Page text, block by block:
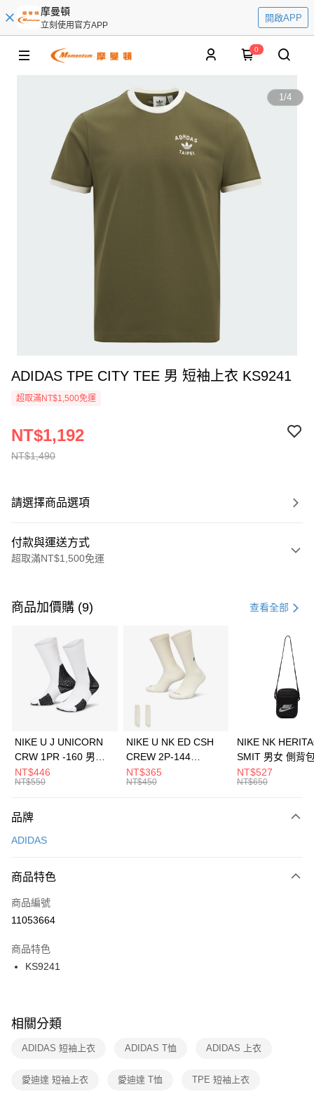
摩曼頓
立刻使用官方APP
開啟APP
0
1/4
ADIDAS TPE CITY TEE 男 短袖上衣 KS9241
超取滿NT$1,500免運
NT$1,490
NT$1,192
請選擇商品選項
付款與運送方式
超取滿NT$1,500免運
信用卡一次付款
3 期 0 利率 每期 21家銀行
合作金庫商業銀行
第一商業銀行
華南商業銀行
彰化商業銀行
上海商業儲蓄銀行
元大商業銀行
台灣樂天信用卡公司
Apple Pay
全盈+PAY
AFTEE先享後付
【關於「AFTEE先享後付」】
便利好安心！
３．安心：先確認商品／服務後，再付款。
【「AFTEE先享後付」結帳流程】
１．於結帳方式選擇「AFTEE先享後付」後，將跳轉至「AFTEE先享後付」
２．訂單成立數日內，您將收到繳費通知簡訊。
３．收到繳費通知簡訊後14天內，點擊此簡訊中的連結，可透過四大超商／
ATM／網路銀行／等多元方式進行付款，方視為交易完成。
※ 交易是否成功請以「AFTEE先享後付 」之結帳頁面顯示為準，若有關於
是否繳費成功／繳費後需取消欲退款等相關疑問，請聯繫「AFTEE先享後付
客戶支援中心」https://netprotections.freshdesk.com/support/home
１．透過由恩沛科技股份有限公司提供之「AFTEE先享後付」服務完成之交
運送方式
每筆NT$100，滿NT$1,500(含以上)免運費
宅配
每筆NT$100，滿NT$1,500(含以上)免運費
付款後門市自取
每筆NT$100，滿NT$1,500(含以上)免運費
商品加價購 (9) 查看全部
NIKE U J UNICORN
CRW 1PR -160 男女
中統襪 FZ3393100
NT$446
NT$550
NIKE U NK ED CSH
CREW 2P-144
EMBRDY 男女 短統襪
FZ3073133
NT$365
NT$450
NIKE NK
SMIT 男女 側背
BA5871010
NT$527
NT$650
品牌
ADIDAS
商品特色
商品編號
11053664
商品特色
KS9241
相關分類
ADIDAS 短袖上衣 ADIDAS T恤 ADIDAS 上衣
愛迪達 短袖上衣 愛迪達 T恤 TPE 短袖上衣